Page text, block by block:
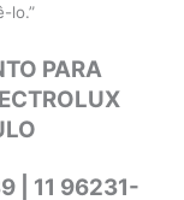
lo.”
PARA
| 11 96231-